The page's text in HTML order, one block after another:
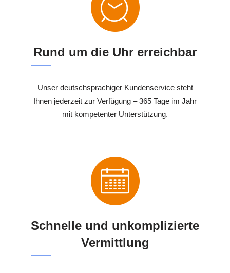
Rund um die Uhr erreichbar
Unser deutschsprachiger Kundenservice steht
Ihnen jederzeit zur Verfügung – 365 Tage im Jahr
mit kompetenter Unterstützung.
Schnelle und unkomplizierte
Vermittlung